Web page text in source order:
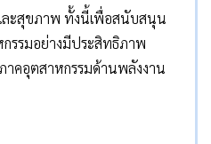
ะสุขภาพ ทั้งนี้เพื่อสนับสนุน
รรมอย่างมีประสิทธิภาพ
าคอุตสาหกรรมด้านพลังงาน